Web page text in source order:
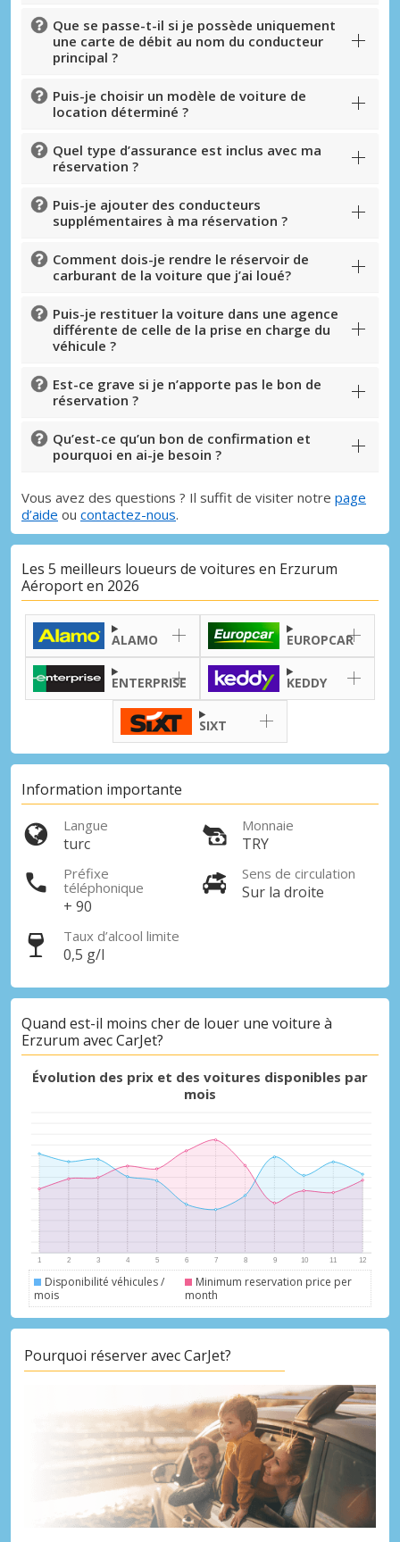
Promotions spéciales
Accédez à toutes vos réservations en un
seul endroit
Se connecter avec eLink
Que se passe-t-il si je possède uniquement
une carte de débit au nom du conducteur
principal ?
Puis-je choisir un modèle de voiture de
location déterminé ?
Quel type d’assurance est inclus avec ma
réservation ?
Puis-je ajouter des conducteurs
supplémentaires à ma réservation ?
Comment dois-je rendre le réservoir de
carburant de la voiture que j’ai loué?
Puis-je restituer la voiture dans une agence
différente de celle de la prise en charge du
véhicule ?
Est-ce grave si je n’apporte pas le bon de
réservation ?
Qu’est-ce qu’un bon de confirmation et
pourquoi en ai-je besoin ?
Vous avez des questions ? Il suffit de visiter notre page
d’aide ou contactez-nous.
Les 5 meilleurs loueurs de voitures en Erzurum
Aéroport en 2026
ALAMO EUROPCAR
ENTERPRISE KEDDY
SIXT
Information importante
Langue
turc
Monnaie
TRY
Préfixe
téléphonique
+ 90
Sens de circulation
Sur la droite
Taux d’alcool limite
0,5 g/l
Quand est-il moins cher de louer une voiture à
Erzurum avec CarJet?
Évolution des prix et des voitures disponibles par
mois
Disponibilité véhicules /
mois
Minimum reservation price per
month
Pourquoi réserver avec CarJet?